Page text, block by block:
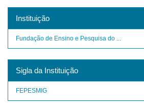
Instituição
Fundação de Ensino e Pesquisa do ...
Sigla da Instituição
FEPESMIG